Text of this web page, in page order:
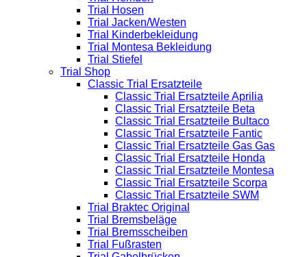
Trial Hosen
Trial Jacken/Westen
Trial Kinderbekleidung
Trial Montesa Bekleidung
Trial Stiefel
Trial Shop
Classic Trial Ersatzteile
Classic Trial Ersatzteile Aprilia
Classic Trial Ersatzteile Beta
Classic Trial Ersatzteile Bultaco
Classic Trial Ersatzteile Fantic
Classic Trial Ersatzteile Gas Gas
Classic Trial Ersatzteile Honda
Classic Trial Ersatzteile Montesa
Classic Trial Ersatzteile Scorpa
Classic Trial Ersatzteile SWM
Trial Braktec Original
Trial Bremsbeläge
Trial Bremsscheiben
Trial Fußrasten